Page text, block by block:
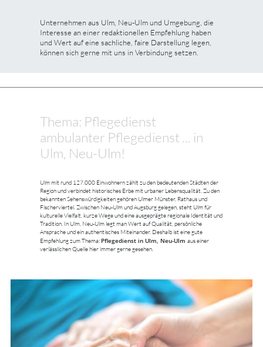
Unternehmen aus Ulm, Neu-Ulm und Umgebung, die
Interesse an einer redaktionellen Empfehlung haben
und Wert auf eine sachliche, faire Darstellung legen,
können sich gerne mit uns in Verbindung setzen.
Thema: Pflegedienst
ambulanter Pflegedienst ... in
Ulm, Neu-Ulm!
Ulm mit rund 127.000 Einwohnern zählt zu den bedeutenden Städten der
Region und verbindet historisches Erbe mit urbaner Lebensqualität. Zu den
bekannten Sehenswürdigkeiten gehören Ulmer Münster, Rathaus und
Fischerviertel. Zwischen Neu-Ulm und Augsburg gelegen, steht Ulm für
kulturelle Vielfalt, kurze Wege und eine ausgeprägte regionale Identität und
Tradition. In Ulm, Neu-Ulm legt man Wert auf Qualität, persönliche
Ansprache und ein authentisches Miteinander. Deshalb ist eine gute
Empfehlung zum Thema: Pflegedienst in Ulm, Neu-Ulm aus einer
verlässlichen Quelle hier immer gerne gesehen.